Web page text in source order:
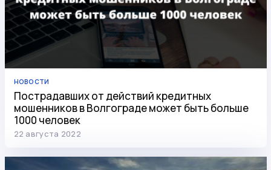
НОВОСТИ
Пострадавших от действий кредитных
мошенников в Волгограде может быть больше
1000 человек
22 августа 2022